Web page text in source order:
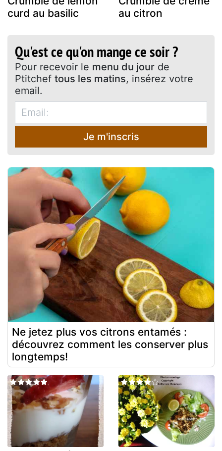
curd au basilic
au citron
Qu'est ce qu'on mange ce soir ?
Pour recevoir le menu du jour de
Ptitchef tous les matins, insérez votre
email.
Je m'inscris
Ne jetez plus vos citrons entamés :
découvrez comment les conserver plus
longtemps!